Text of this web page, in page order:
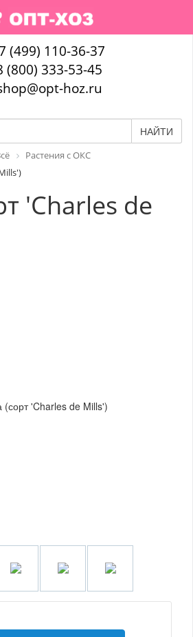
(499) 110-36-37
(800) 333-53-45
hoz.ru
НАЙТИ
Растения с ОКС
'Charles de